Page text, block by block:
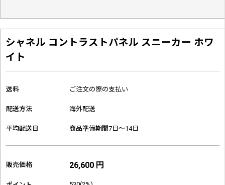
シャネル コントラストパネル スニーカー ホワ
イト
送料 ご注文の際の支払い
配送方法 海外配送
平均配送日 商品準備期間7日～14日
販売価格 26,600 円